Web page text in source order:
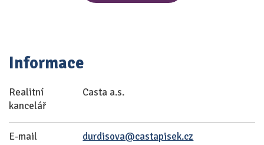
Informace
Realitní
kancelář
Casta a.s.
E-mail durdisova@castapisek.cz